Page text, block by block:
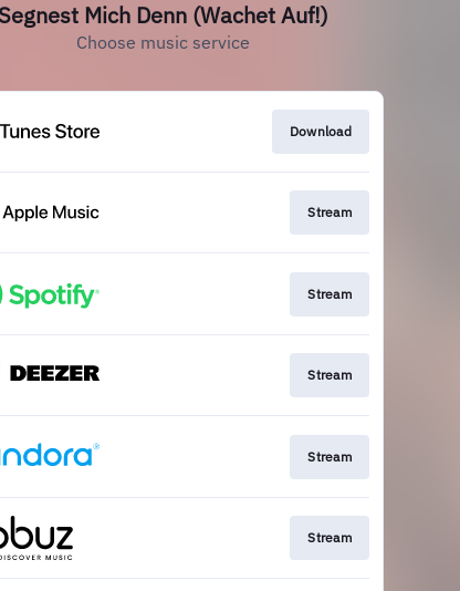
Segnest Mich Denn (Wachet Auf!)
Choose music service
Download
Stream
Stream
Stream
Stream
Stream